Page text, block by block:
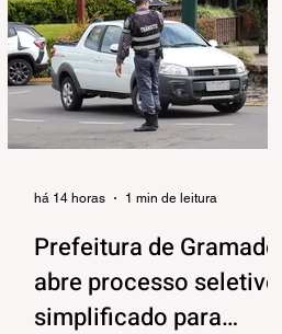
rede municipal superaram tanto as
metas projetadas quanto as médias
nacionais em todas as etapas
avaliadas. Nos Anos Iniciais (1º ao
5º ano), o município ultrapassou a
meta nacional de 6,0 e ficou acima
Prefeitura de Gramado
abre processo seletivo
simplificado para
há 14 horas 1 min de leitura